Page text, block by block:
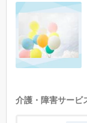
介護・障害サービ